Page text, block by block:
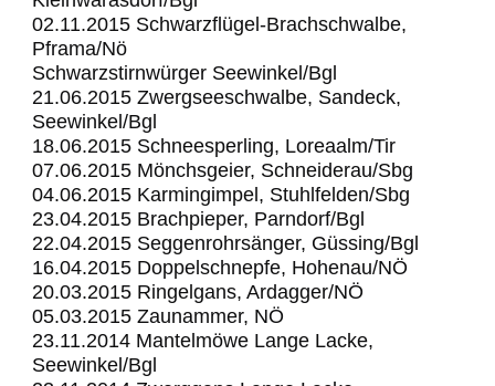
02.11.2015 Schwarzflügel-Brachschwalbe,
Pframa/Nö
Schwarzstirnwürger Seewinkel/Bgl
21.06.2015 Zwergseeschwalbe, Sandeck,
Seewinkel/Bgl
18.06.2015 Schneesperling, Loreaalm/Tir
07.06.2015 Mönchsgeier, Schneiderau/Sbg
04.06.2015 Karmingimpel, Stuhlfelden/Sbg
23.04.2015 Brachpieper, Parndorf/Bgl
22.04.2015 Seggenrohrsänger, Güssing/Bgl
16.04.2015 Doppelschnepfe, Hohenau/NÖ
20.03.2015 Ringelgans, Ardagger/NÖ
05.03.2015 Zaunammer, NÖ
23.11.2014 Mantelmöwe Lange Lacke,
Seewinkel/Bgl